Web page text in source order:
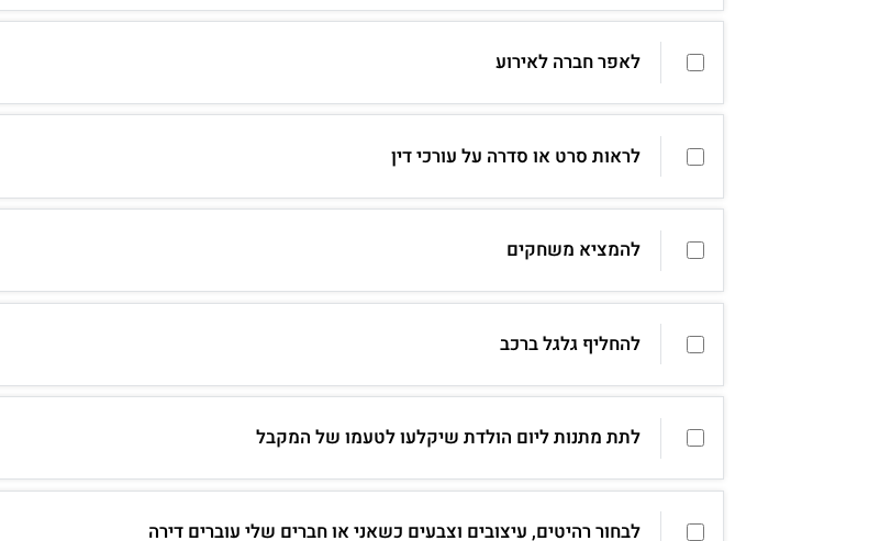
לאפר חברה לאירוע
לראות סרט או סדרה על עורכי דין
להמציא משחקים
להחליף גלגל ברכב
לתת מתנות ליום הולדת שיקלעו לטעמו של המקבל
לבחור רהיטים, עיצובים וצבעים כשאני או חברים שלי עוברים דירה